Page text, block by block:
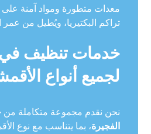
معدات متطورة ومواد آمنة على
تراكم البكتيريا، ويُطيل من
خدمات تنظيف في
لجميع أنواع
نحن نقدم مجموعة متكاملة من
الفجيرة، بما يتناسب مع نوع